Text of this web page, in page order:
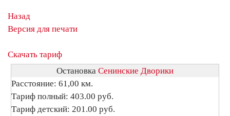
Назад
Версия для печати
Скачать тариф
Остановка Сенинские Дворики
Расстояние: 61,00 км.
Тариф полный: 403.00 руб.
Тариф детский: 201.00 руб.